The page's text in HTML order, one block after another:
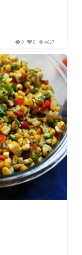
4667
0
0